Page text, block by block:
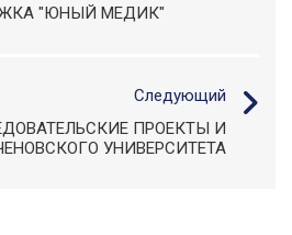
"ЮНЫЙ МЕДИК"
Следующий
ПРОЕКТЫ И
УНИВЕРСИТЕТА